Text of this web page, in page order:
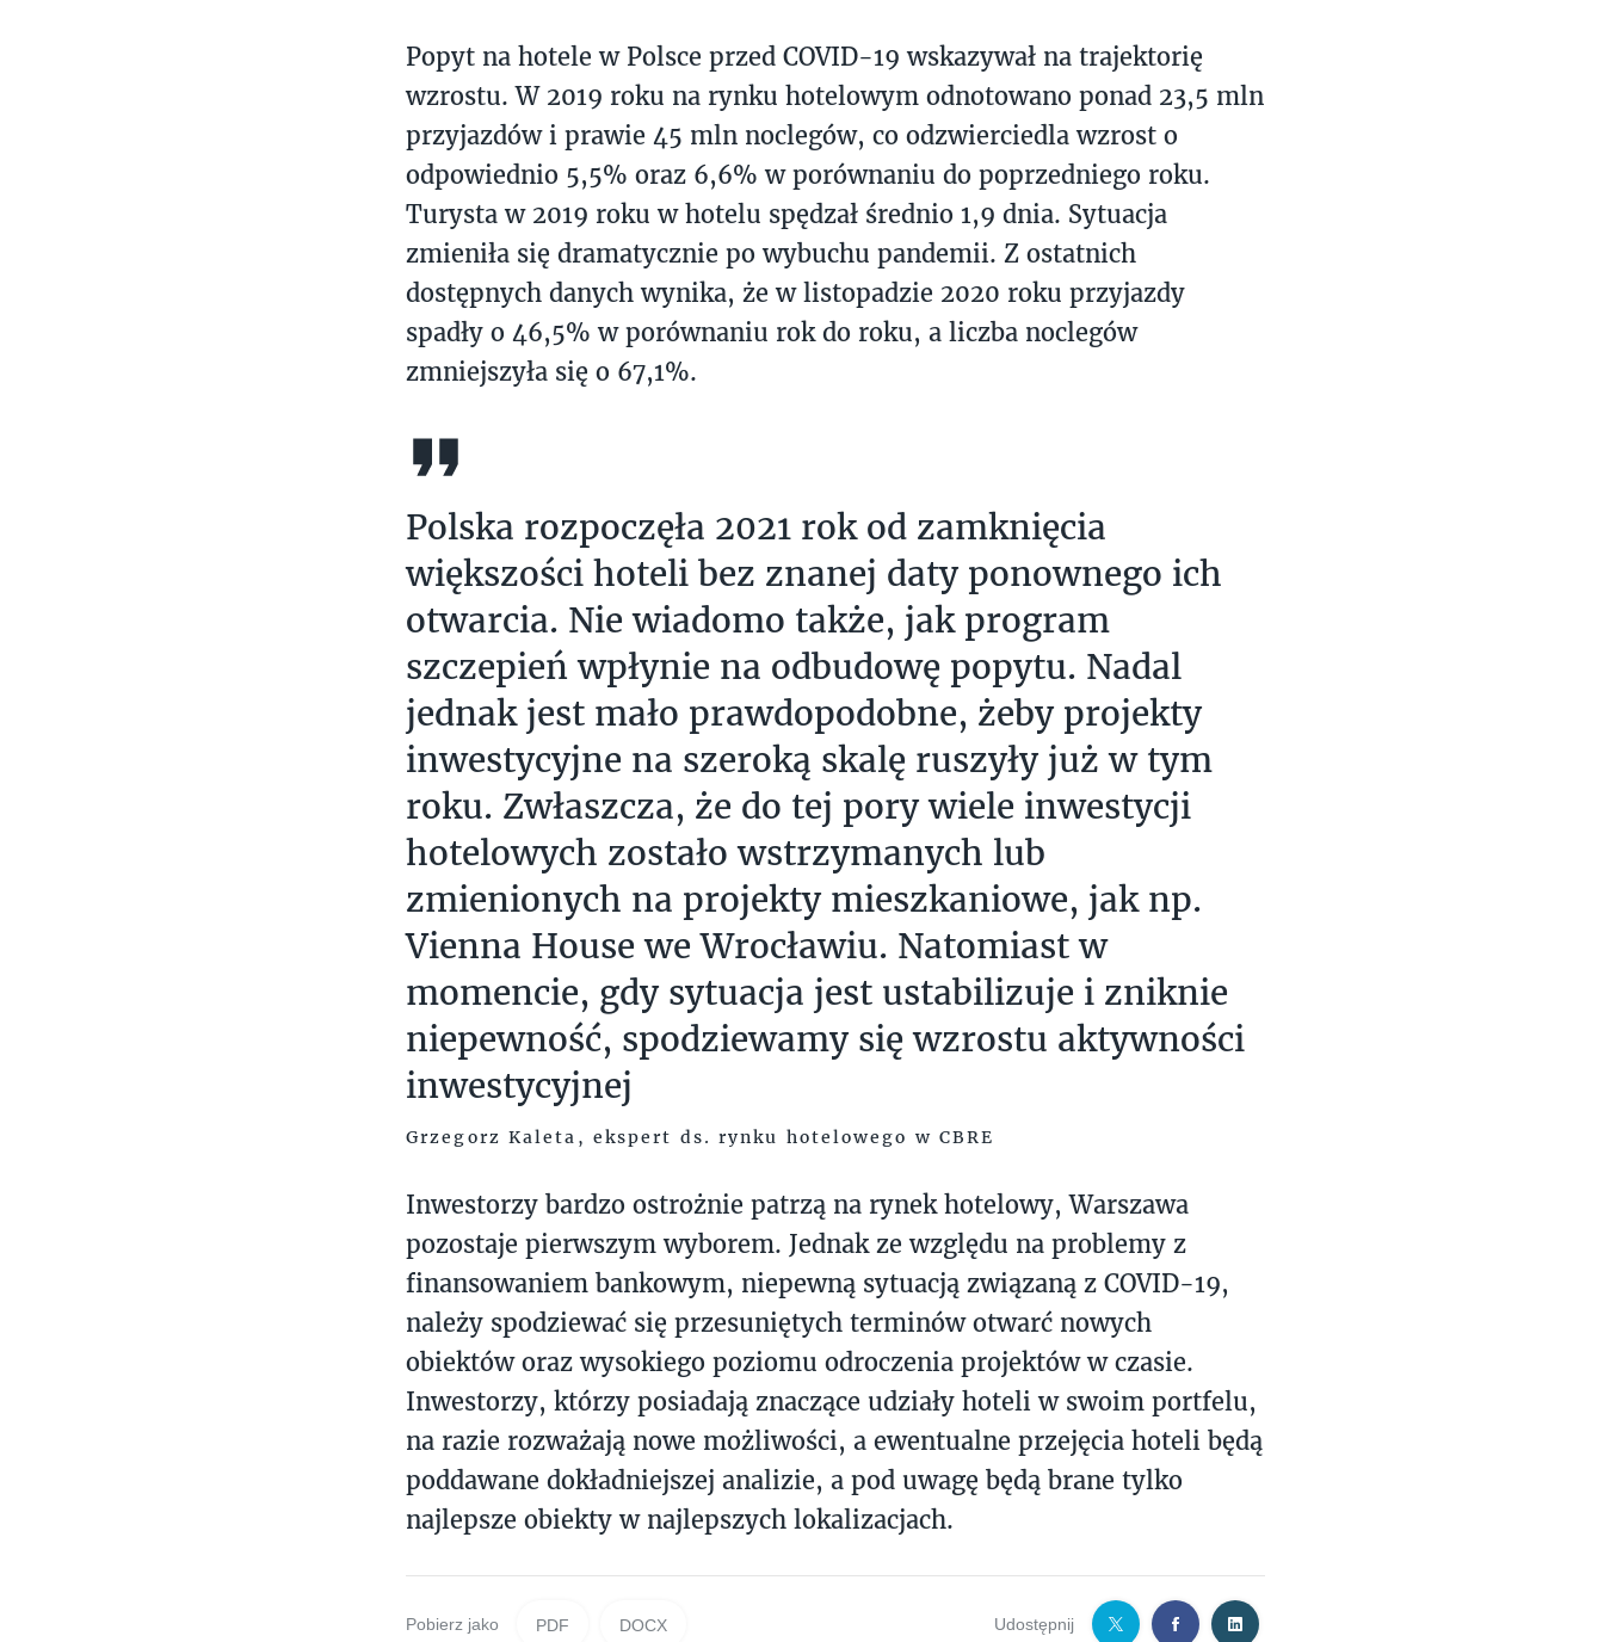
Popyt na hotele w Polsce przed COVID-19 wskazywał na trajektorię
wzrostu. W 2019 roku na rynku hotelowym odnotowano ponad 23,5 mln
przyjazdów i prawie 45 mln noclegów, co odzwierciedla wzrost o
odpowiednio 5,5% oraz 6,6% w porównaniu do poprzedniego roku.
Turysta w 2019 roku w hotelu spędzał średnio 1,9 dnia. Sytuacja
zmieniła się dramatycznie po wybuchu pandemii. Z ostatnich
dostępnych danych wynika, że w listopadzie 2020 roku przyjazdy
spadły o 46,5% w porównaniu rok do roku, a liczba noclegów
zmniejszyła się o 67,1%.
Polska rozpoczęła 2021 rok od zamknięcia
większości hoteli bez znanej daty ponownego ich
otwarcia. Nie wiadomo także, jak program
szczepień wpłynie na odbudowę popytu. Nadal
jednak jest mało prawdopodobne, żeby projekty
inwestycyjne na szeroką skalę ruszyły już w tym
roku. Zwłaszcza, że do tej pory wiele inwestycji
hotelowych zostało wstrzymanych lub
zmienionych na projekty mieszkaniowe, jak np.
Vienna House we Wrocławiu. Natomiast w
momencie, gdy sytuacja jest ustabilizuje i zniknie
niepewność, spodziewamy się wzrostu aktywności
inwestycyjnej
Grzegorz Kaleta, ekspert ds. rynku hotelowego w CBRE
Inwestorzy bardzo ostrożnie patrzą na rynek hotelowy, Warszawa
pozostaje pierwszym wyborem. Jednak ze względu na problemy z
finansowaniem bankowym, niepewną sytuacją związaną z COVID-19,
należy spodziewać się przesuniętych terminów otwarć nowych
obiektów oraz wysokiego poziomu odroczenia projektów w czasie.
Inwestorzy, którzy posiadają znaczące udziały hoteli w swoim portfelu,
na razie rozważają nowe możliwości, a ewentualne przejęcia hoteli będą
poddawane dokładniejszej analizie, a pod uwagę będą brane tylko
najlepsze obiekty w najlepszych lokalizacjach.
Pobierz jako PDF DOCX Udostępnij